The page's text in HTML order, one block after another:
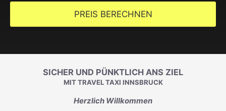
PREIS BERECHNEN
SICHER UND PÜNKTLICH ANS ZIEL
MIT TRAVEL TAXI INNSBRUCK
Herzlich Willkommen